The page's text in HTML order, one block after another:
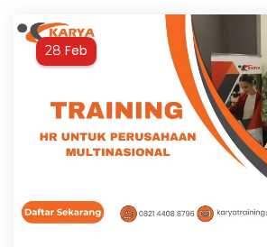
28 Feb